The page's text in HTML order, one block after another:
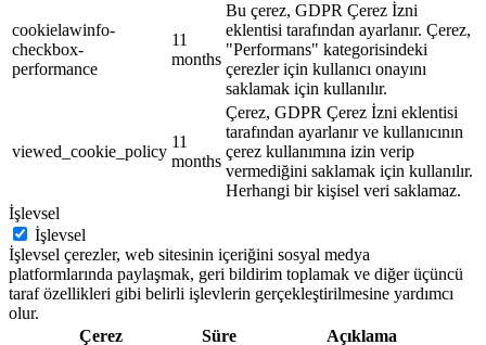
cookielawinfo-
checkbox-
performance
11
months
Bu çerez, GDPR Çerez İzni
eklentisi tarafından ayarlanır. Çerez,
"Performans" kategorisindeki
çerezler için kullanıcı onayını
saklamak için kullanılır.
viewed_cookie_policy
11
months
Çerez, GDPR Çerez İzni eklentisi
tarafından ayarlanır ve kullanıcının
çerez kullanımına izin verip
vermediğini saklamak için kullanılır.
Herhangi bir kişisel veri saklamaz.
İşlevsel
İşlevsel
İşlevsel çerezler, web sitesinin içeriğini sosyal medya
platformlarında paylaşmak, geri bildirim toplamak ve diğer üçüncü
taraf özellikleri gibi belirli işlevlerin gerçekleştirilmesine yardımcı
olur.
Çerez
Süre Açıklama